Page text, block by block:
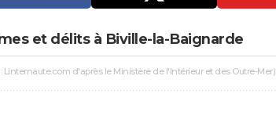
et délits à Biville-la-Baignarde
Linternaute.com d'après le Ministère de l'Intérieur et des Outre-Mer)